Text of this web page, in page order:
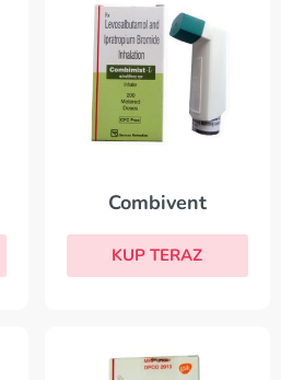
Combivent
KUP TERAZ